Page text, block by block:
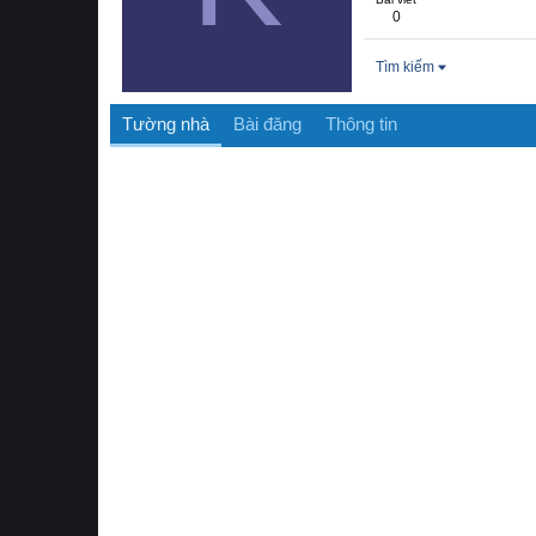
0
Tìm kiếm
Tường nhà Bài đăng Thông tin